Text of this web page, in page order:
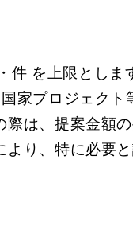
件 を上限としま
家プロジェク
は、提案金額
り、特に必要